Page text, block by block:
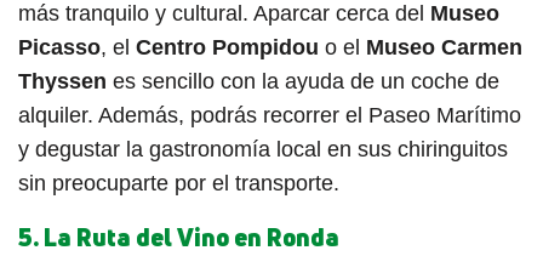
más tranquilo y cultural. Aparcar cerca del Museo
Picasso, el Centro Pompidou o el Museo Carmen
Thyssen es sencillo con la ayuda de un coche de
alquiler. Además, podrás recorrer el Paseo Marítimo
y degustar la gastronomía local en sus chiringuitos
sin preocuparte por el transporte.
5.La Ruta del Vino en Ronda